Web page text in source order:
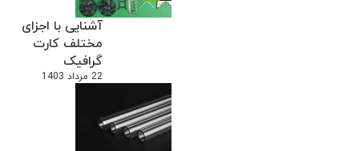
آشنایی با اجزای
مختلف کارت
گرافیک
22 مرداد 1403